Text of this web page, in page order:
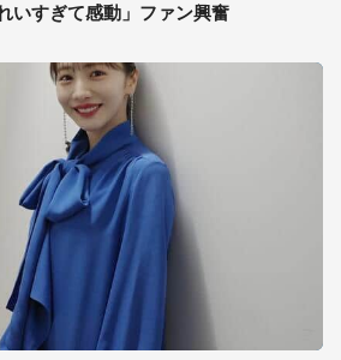
いすぎて感動」ファン興奮